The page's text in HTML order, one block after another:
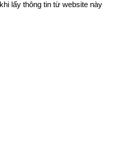
khi lấy thông tin từ website này